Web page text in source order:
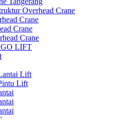
Overhead Crane
Crane
Crane
Crane
LIFT
Lift
Lift